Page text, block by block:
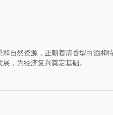
自然资源，正朝着清香型白酒和
，为经济复兴奠定基础。